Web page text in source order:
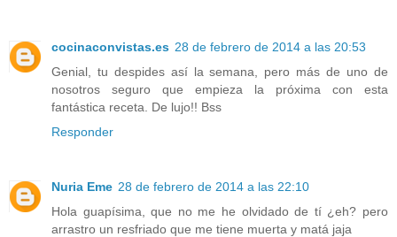
cocinaconvistas.es 28 de febrero de 2014 a las 20:53
Genial, tu despides así la semana, pero más de uno de
nosotros seguro que empieza la próxima con esta
fantástica receta. De lujo!! Bss
Responder
Nuria Eme 28 de febrero de 2014 a las 22:10
Hola guapísima, que no me he olvidado de tí ¿eh? pero
arrastro un resfriado que me tiene muerta y matá jaja